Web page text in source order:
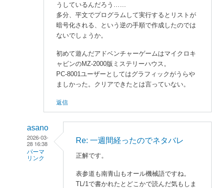
うしているんだろう……
多分、平文でプログラムして実行するとリストが
暗号化される、という逆の手順で作成したのでは
ないでしょうか。
初めて遊んだアドベンチャーゲームはマイクロキ
ャビンのMZ-2000版ミステリーハウス。
PC-8001ユーザーとしてはグラフィックがうらや
ましかった。クリアできたとは言っていない。
返信
asano
2026-03-
28 16:38
パーマ
リンク
Re: 一週間経ったのでネタバレ
正解です。
表参道も南青山もオール機械語ですね。
TL/1で書かれたとどこかで読んだ気もしま